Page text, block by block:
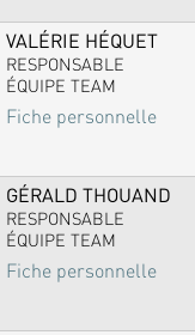
VALÉRIE HÉQUET
RESPONSABLE
ÉQUIPE TEAM
Fiche personnelle
GÉRALD THOUAND
RESPONSABLE
ÉQUIPE TEAM
Fiche personnelle